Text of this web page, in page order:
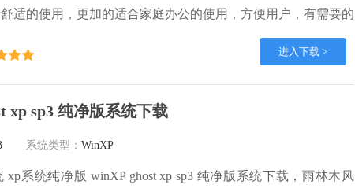
适的使用，更加的适合家庭办公的使用，方便用户，有需要的
进入下载 >
xp sp3 纯净版系统下载
系统类型： WinXP
xp系统纯净版 winXP ghost xp sp3 纯净版系统下载，雨林木风